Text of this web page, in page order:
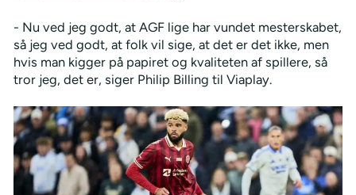
- Nu ved jeg godt, at AGF lige har vundet mesterskabet,
så jeg ved godt, at folk vil sige, at det er det ikke, men
hvis man kigger på papiret og kvaliteten af spillere, så
tror jeg, det er, siger Philip Billing til Viaplay.